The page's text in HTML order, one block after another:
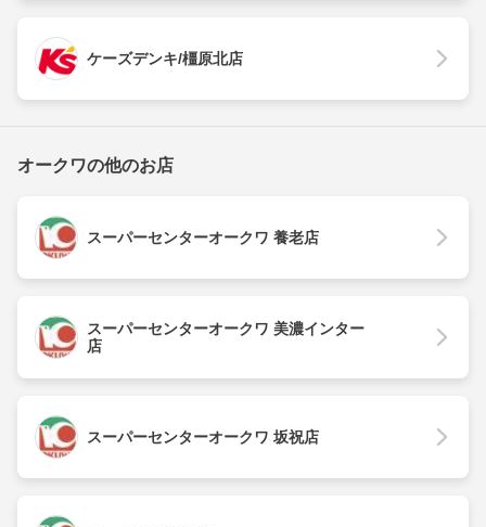
ケーズデンキ/橿原北店
オークワの他のお店
スーパーセンターオークワ 養老店
スーパーセンターオークワ 美濃インター
店
スーパーセンターオークワ 坂祝店